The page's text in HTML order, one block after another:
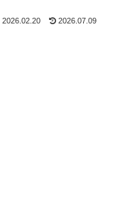
2026.02.20 2026.07.09